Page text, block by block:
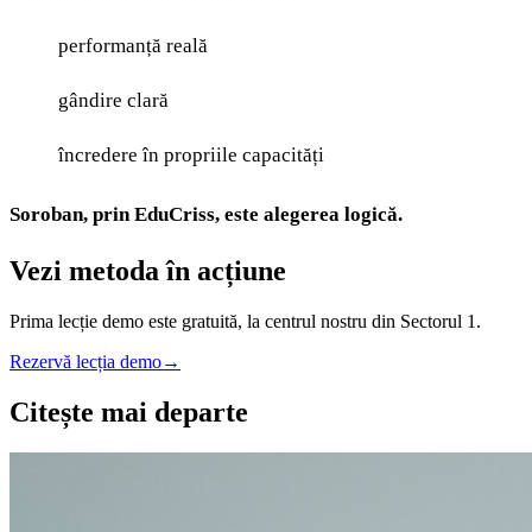
performanță reală
gândire clară
încredere în propriile capacități
Soroban, prin EduCriss, este alegerea logică.
Vezi metoda în acțiune
Prima lecție demo este gratuită, la centrul nostru din Sectorul 1.
Rezervă lecția demo→
Citește mai departe